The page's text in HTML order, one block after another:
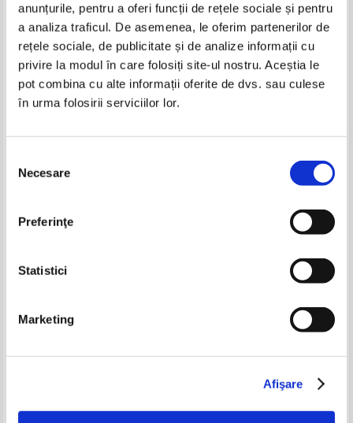
anunțurile, pentru a oferi funcții de rețele sociale și pentru
a analiza traficul. De asemenea, le oferim partenerilor de
rețele sociale, de publicitate și de analize informații cu
privire la modul în care folosiți site-ul nostru. Aceștia le
pot combina cu alte informații oferite de dvs. sau culese
în urma folosirii serviciilor lor.
consimțământului
Necesare
Preferinţe
Statistici
Marketing
Afişare
Gerard de Villiers - Comoara lui
Saddam:1
Pret:10,00Lei 4,00 Lei
Adaugă în coș
Pavel Vejinov - Fluturii albastri
Pret:10,00Lei 4,00 Lei
Adaugă în coș
Adaugă în coș
Sorin Banu - Tentoria
Lei